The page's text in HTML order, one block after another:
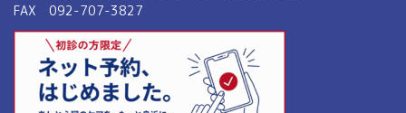
FAX 092-707-3827